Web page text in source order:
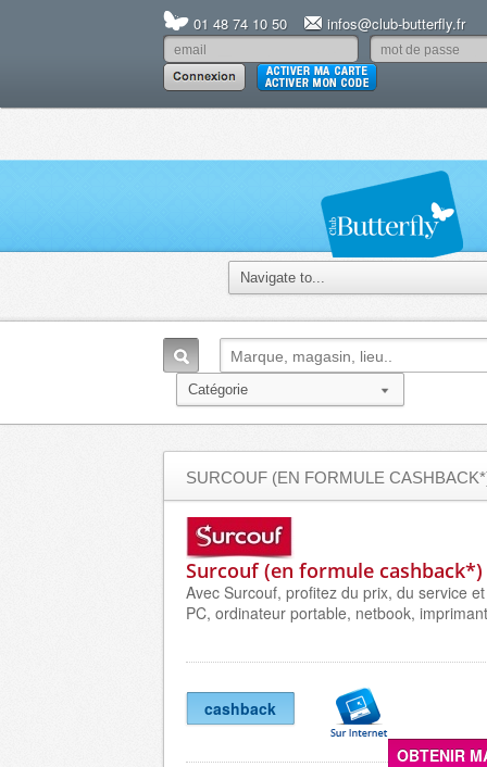
01 48 74 10 50 infos@club-butterfly.fr
SURCOUF (EN FORMULE
Surcouf (en formule cashback*)
Avec Surcouf, profitez du prix, du service
PC, ordinateur portable, netbook,
cashback
OBTENIR